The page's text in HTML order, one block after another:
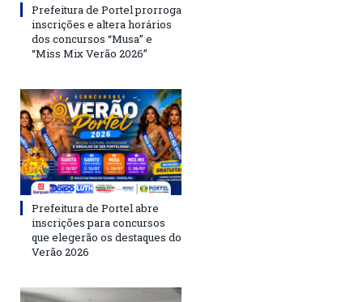
Prefeitura de Portel prorroga
inscrições e altera horários
dos concursos “Musa” e
“Miss Mix Verão 2026”
Prefeitura de Portel abre
inscrições para concursos
que elegerão os destaques do
Verão 2026